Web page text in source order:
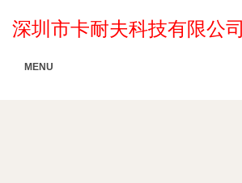
深圳市卡耐夫科技有限公司
MENU